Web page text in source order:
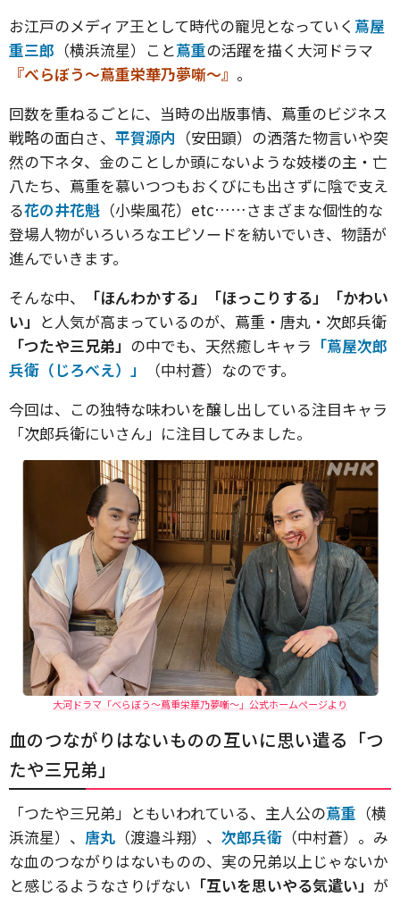
お江戸のメディア王として時代の寵児となっていく 蔦屋
重三郎 （横浜流星）こと蔦重の活躍を描く大河ドラマ
『べらぼう～蔦重栄華乃夢噺～』 。
回数を重ねるごとに、当時の出版事情、蔦重のビジネス
戦略の面白さ、 平賀源内 （安田顕）の洒落た物言いや突
然の下ネタ、金のことしか頭にないような妓楼の主・亡
八たち、蔦重を慕いつつもおくびにも出さずに陰で支え
る花の井花魁 （小柴風花）etc……さまざまな個性的な
登場人物がいろいろなエピソードを紡いでいき、物語が
進んでいきます。
そんな中、
「ほんわかする」「ほっこりする」「かわい
い」 と人気が高まっているのが、蔦重・唐丸・次郎兵衛
「つたや三兄弟」 の中でも、天然癒しキャラ 「蔦屋次郎
兵衛（じろべえ）」
（中村蒼）なのです。
今回は、この独特な味わいを醸し出している注目キャラ
「次郎兵衛にいさん」に注目してみました。
大河ドラマ「べらぼう〜蔦重栄華乃夢噺〜」公式ホームページより
血のつながりはないものの互いに思い遣る「つ
たや三兄弟」
「つたや三兄弟」ともいわれている、主人公の蔦重 （横
浜流星）、 唐丸 （渡邉斗翔）、 次郎兵衛 （中村蒼）。み
な血のつながりはないものの、実の兄弟以上じゃないか
と感じるようなさりげない 「互いを思いやる気遣い」 が